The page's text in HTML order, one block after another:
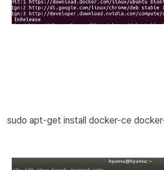
sudo apt-get install docker-ce docker